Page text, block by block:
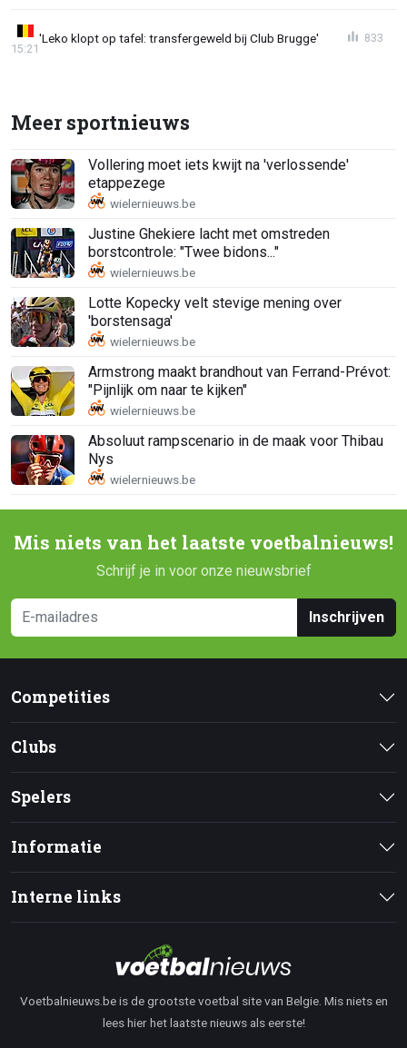
'Leko klopt op tafel: transfergeweld bij Club Brugge'
15:21
833
Meer sportnieuws
Vollering moet iets kwijt na 'verlossende'
etappezege
Justine Ghekiere lacht met omstreden
borstcontrole: "Twee bidons..."
Lotte Kopecky velt stevige mening over
'borstensaga'
Armstrong maakt brandhout van Ferrand-Prévot:
"Pijnlijk om naar te kijken"
Absoluut rampscenario in de maak voor Thibau
Nys
Mis niets van het laatste voetbalnieuws!
Schrijf je in voor onze nieuwsbrief
Inschrijven
Competities
Clubs
Spelers
Informatie
Interne links
Voetbalnieuws.be is de grootste voetbal site van Belgie. Mis niets en
lees hier het laatste nieuws als eerste!